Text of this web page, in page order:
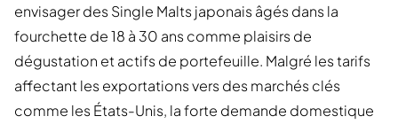
envisager des Single Malts japonais âgés dans la
fourchette de 18 à 30 ans comme plaisirs de
dégustation et actifs de portefeuille. Malgré les tarifs
affectant les exportations vers des marchés clés
comme les États-Unis, la forte demande domestique